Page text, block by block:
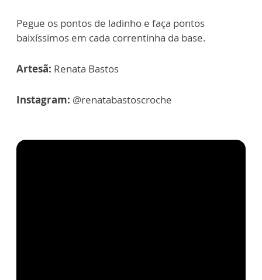
Pegue os pontos de ladinho e faça pontos
baixíssimos em cada correntinha da base.
Artesã: Renata Bastos
Instagram: @renatabastoscroche